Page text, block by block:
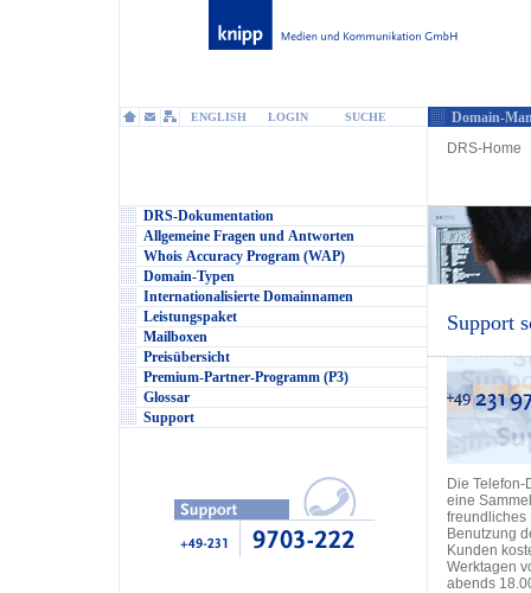
ENGLISH LOGIN SUCHE
Domain-
DRS-Home
DRS-Dokumentation
Allgemeine Fragen und Antworten
Whois Accuracy Program (WAP)
Domain-Typen
Internationalisierte Domainnamen
Leistungspaket
Mailboxen
Preisübersicht
Premium-Partner-Programm (P3)
Glossar
Support
Support
Die
eine
freundliches
Benutzung
Kunden
Werktagen
abends